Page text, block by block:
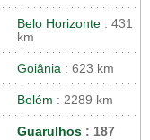
Belo Horizonte : 431
km
Goiânia : 623 km
Belém : 2289 km
Guarulhos : 187